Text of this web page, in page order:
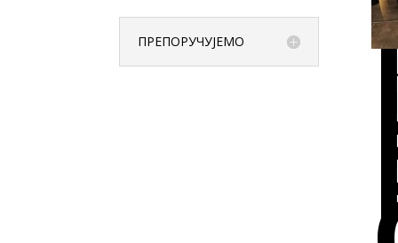
ПРЕПОРУЧУЈЕМО